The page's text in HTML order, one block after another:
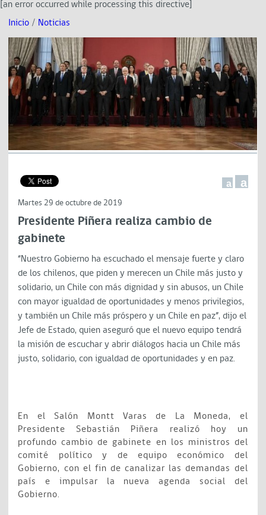
[an error occurred while processing this directive]
Inicio / Noticias
a a
Martes 29 de octubre de 2019
Presidente Piñera realiza cambio de
gabinete
“Nuestro Gobierno ha escuchado el mensaje fuerte y claro
de los chilenos, que piden y merecen un Chile más justo y
solidario, un Chile con más dignidad y sin abusos, un Chile
con mayor igualdad de oportunidades y menos privilegios,
y también un Chile más próspero y un Chile en paz”, dijo el
Jefe de Estado, quien aseguró que el nuevo equipo tendrá
la misión de escuchar y abrir diálogos hacia un Chile más
justo, solidario, con igualdad de oportunidades y en paz.
En el Salón Montt Varas de La Moneda, el
Presidente Sebastián Piñera realizó hoy un
profundo cambio de gabinete en los ministros del
comité político y de equipo económico del
Gobierno, con el fin de canalizar las demandas del
país e impulsar la nueva agenda social del
Gobierno.